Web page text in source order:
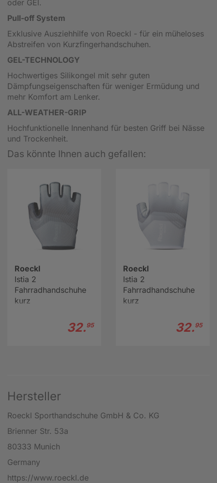
oder GEl.
Pull-off System
Exklusive Ausziehhilfe von Roeckl - für ein müheloses
Abstreifen von Kurzfingerhandschuhen.
GEL-TECHNOLOGY
Hochwertiges Silikongel mit sehr guten
Dämpfungseigenschaften für weniger Ermüdung und
mehr Komfort am Lenker.
ALL-WEATHER-GRIP
Hochfunktionelle Innenhand für besten Griff bei Nässe
und Trockenheit.
Das könnte Ihnen auch gefallen:
Roeckl
Istia 2
Fahrradhandschuhe
kurz
32.95
Roeckl
Istia 2
Fahrradhandschuhe
kurz
32.95
Hersteller
Roeckl Sporthandschuhe GmbH & Co. KG
Brienner Str. 53a
80333 Munich
Germany
https://www.roeckl.de